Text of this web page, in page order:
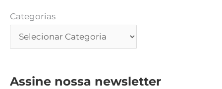
Categorias
Assine nossa newsletter